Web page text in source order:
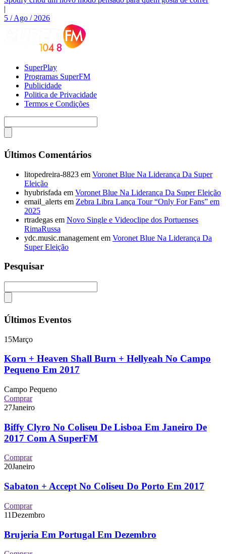
|
5 / Ago / 2026
SuperPlay
Programas SuperFM
Publicidade
Politica de Privacidade
Termos e Condições
Últimos Comentários
litopedreira-8823 em Voronet Blue Na Liderança Da Super
Eleição
hyubrisfada em Voronet Blue Na Liderança Da Super Eleição
email_alerts em Zebra Libra Lança Tour “Only For Fans” em
2025
rtradegas em Novo Single e Videoclipe dos Portuenses
RimaRussa
ydc.music.management em Voronet Blue Na Liderança Da
Super Eleição
Pesquisar
Últimos Eventos
15Março
Korn + Heaven Shall Burn + Hellyeah No Campo
Pequeno Em 2017
Campo Pequeno
Comprar
27Janeiro
Biffy Clyro No Coliseu De Lisboa Em Janeiro De
2017 Com A SuperFM
Comprar
20Janeiro
Sabaton + Accept No Coliseu Do Porto Em 2017
Comprar
11Dezembro
Brujeria Em Portugal Em Dezembro